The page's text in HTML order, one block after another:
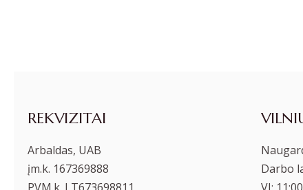
REKVIZITAI
Arbaldas, UAB
įm.k. 167369888
Darbo